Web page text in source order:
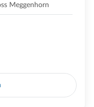
Meggenhorn